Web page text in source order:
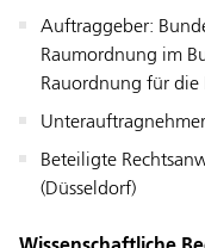
­Auftraggeber:
Raumordnung im
Rauordnung für die
Beteiligte
(Düsseldorf)